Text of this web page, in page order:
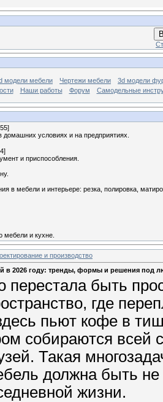
модели мебели Чертежи мебели
3d модели
Наши работы Форум Самодельные
домашних условиях и на предприятиях.
и приспособления.
в мебели и интерьере: резка, полировка,
мебели и кухне.
и производство
в 2026 году: тренды, формы и решения под
перестала быть
где
пьют кофе в
собираются
Такая
должна быть
жизни.